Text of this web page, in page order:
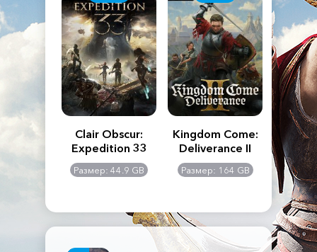
Creed
Clair Obscur:
Expedition 33
Размер: 44.9 GB
Kingdom Come:
Deliverance II
Размер: 164 GB
The